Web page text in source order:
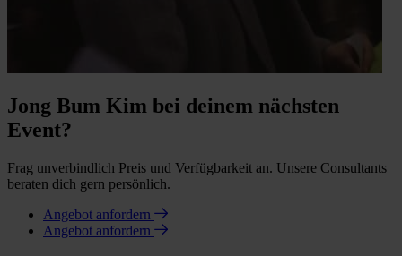
Jong Bum Kim bei deinem nächsten
Event?
Frag unverbindlich Preis und Verfügbarkeit an. Unsere Consultants
beraten dich gern persönlich.
Angebot anfordern
Angebot anfordern